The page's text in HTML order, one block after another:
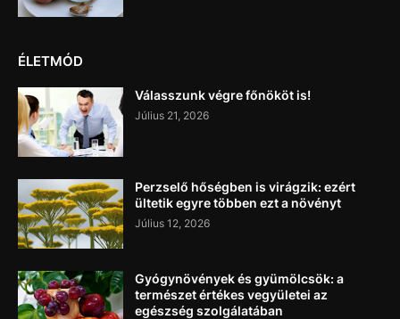
ÉLETMÓD
Válasszunk végre főnököt is!
Július 21, 2026
Perzselő hőségben is virágzik: ezért
ültetik egyre többen ezt a növényt
Július 12, 2026
Gyógynövények és gyümölcsök: a
természet értékes vegyületei az
egészség szolgálatában